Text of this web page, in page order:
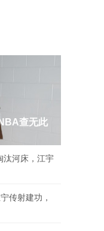
查无此
汰河床，江宇
传射建功，